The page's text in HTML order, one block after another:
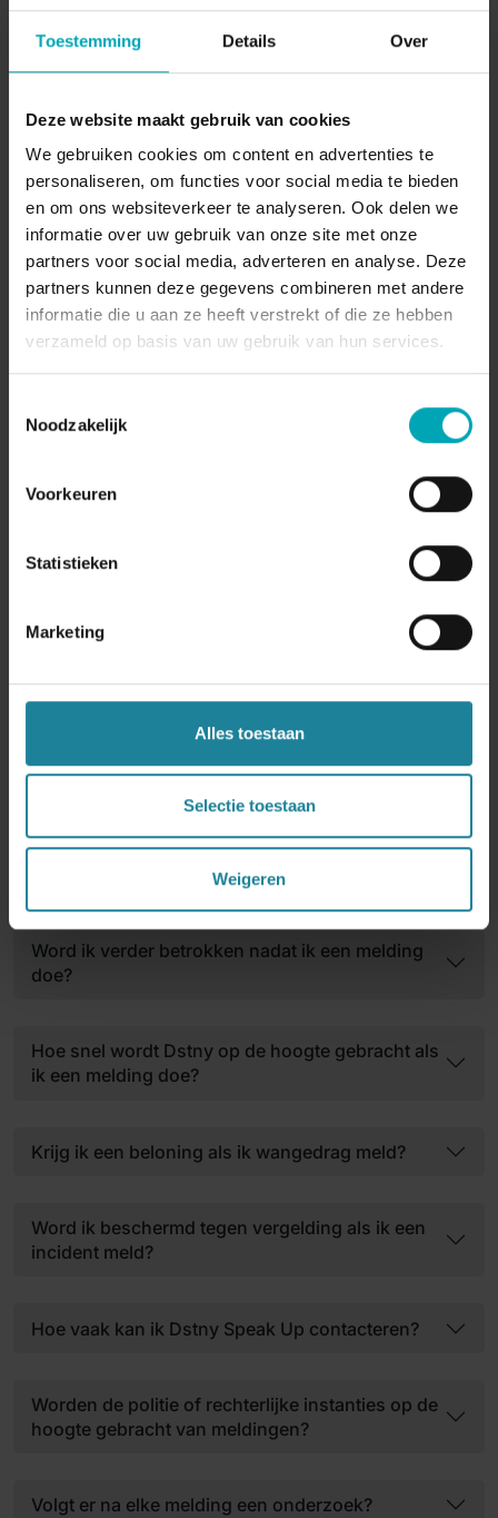
Toestemming Details Over
Deze website maakt gebruik van cookies
We gebruiken cookies om content en advertenties te
personaliseren, om functies voor social media te bieden
en om ons websiteverkeer te analyseren. Ook delen we
informatie over uw gebruik van onze site met onze
partners voor social media, adverteren en analyse. Deze
partners kunnen deze gegevens combineren met andere
informatie die u aan ze heeft verstrekt of die ze hebben
verzameld op basis van uw gebruik van hun services.
Noodzakelijk
Voorkeuren
Statistieken
Marketing
Alles toestaan
Selectie toestaan
Weigeren
voldoende gemotiveerd kan worden).
over de voortgang van de procedure of de genomen
beslissing wat betreft het gerapporteerde wangedrag.
Iedereen heeft vrije toegang tot het Dstny Speak Up-
platform, zonder beperkingen. Nadat de melding is
ingediend, krijgen mensen een gebruikersnaam en
wachtwoord. Zo kunnen ze de voortgang van hun zaak
op elk moment raadplegen, feedback doornemen of
eventueel nieuwe informatie toevoegen.
FAQ
Up?
Wat als ik een vermoeden heb, maar niet zeker
Word ik verder betrokken nadat ik een melding
doe?
Hoe snel wordt Dstny op de hoogte gebracht als
ik een melding doe?
Krijg ik een beloning als ik wangedrag meld?
Word ik beschermd tegen vergelding als ik een
incident meld?
Hoe vaak kan ik Dstny Speak Up contacteren?
Worden de politie of rechterlijke instanties op de
hoogte gebracht van meldingen?
Volgt er na elke melding een onderzoek?